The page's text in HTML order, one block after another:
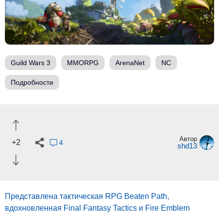
Guild Wars 3 MMORPG ArenaNet NC
Подробности
+2 4 Автор
shd13
Представлена тактическая RPG Beaten Path,
вдохновленная Final Fantasy Tactics и Fire Emblem